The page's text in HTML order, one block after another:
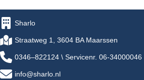
Sharlo
Straatweg 1, 3604 BA Maarssen
0346–822124 \ Servicenr. 06-34000046
info@sharlo.nl